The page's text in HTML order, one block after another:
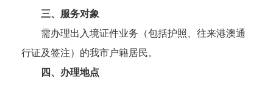
三、服务对象
需办理出入境证件业务（包括护照、往来港澳通
行证及签注）的我市户籍居民。
四、办理地点